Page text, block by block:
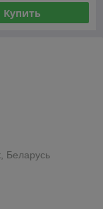
Купить
Беларусь